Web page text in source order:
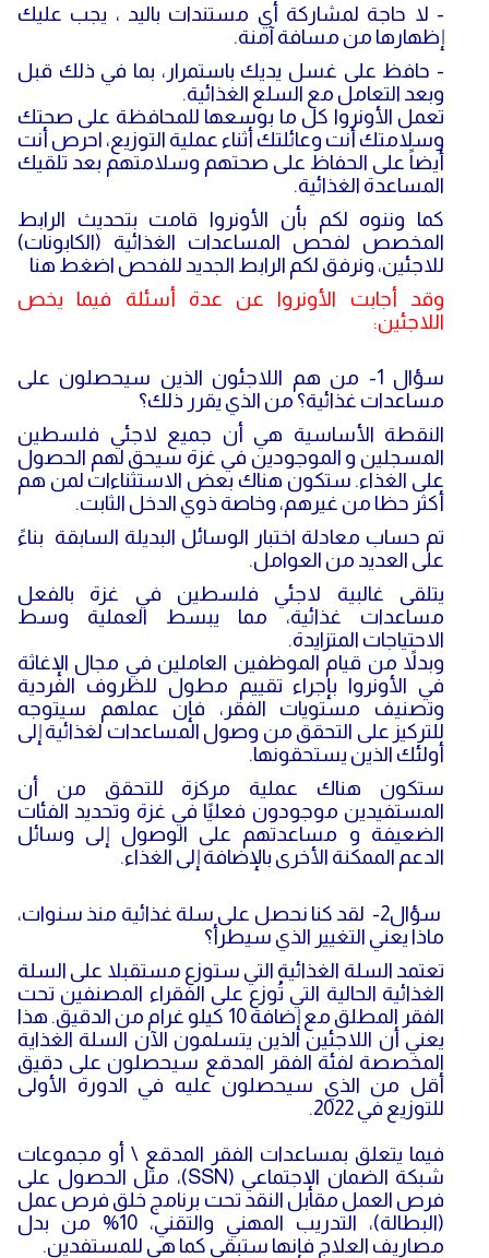
- لا حاجة لمشاركة أي مستندات باليد ، يجب عليك
إظهارها من مسافة آمنة.
- حافظ على غسل يديك باستمرار، بما في ذلك قبل
وبعد التعامل مع السلع الغذائية.
تعمل الأونروا كل ما بوسعها للمحافظة على صحتك
وسلامتك أنت وعائلتك أثناء عملية التوزيع، احرص أنت
أيضاً على الحفاظ على صحتهم وسلامتهم بعد تلقيك
المساعدة الغذائية.
كما وننوه لكم بأن الأونروا قامت بتحديث الرابط
المخصص لفحص المساعدات الغذائية (الكابونات)
للاجئين، ونرفق لكم الرابط الجديد للفحص اضغط هنا
وقد أجابت الأونروا عن عدة أسئلة فيما يخص
اللاجئين:
سؤال 1- من هم اللاجئون الذين سيحصلون على
مساعدات غذائية؟ من الذي يقرر ذلك؟
النقطة الأساسية هي أن جميع لاجئي فلسطين
المسجلين و الموجودين في غزة سيحق لهم الحصول
على الغذاء. ستكون هناك بعض الاستثناءات لمن هم
أكثر حظا من غيرهم، وخاصة ذوي الدخل الثابت.
تم حساب معادلة اختبار الوسائل البديلة السابقة بناءً
على العديد من العوامل.
يتلقى غالبية لاجئي فلسطين في غزة بالفعل
مساعدات غذائية، مما يبسط العملية وسط
الاحتياجات المتزايدة.
وبدلاً من قيام الموظفين العاملين في مجال الإغاثة
في الأونروا بإجراء تقييم مطول للظروف الفردية
وتصنيف مستويات الفقر، فإن عملهم سيتوجه
للتركيز على التحقق من وصول المساعدات لغذائية إلى
أولئك الذين يستحقونها.
ستكون هناك عملية مركزة للتحقق من أن
المستفيدين موجودون فعليًا في غزة وتحديد الفئات
الضعيفة و مساعدتهم على الوصول إلى وسائل
الدعم الممكنة الأخرى بالإضافة إلى الغذاء.
سؤال2- لقد كنا نحصل على سلة غذائية منذ سنوات،
ماذا يعني التغيير الذي سيطرأ؟
تعتمد السلة الغذائية التي ستوزع مستقبلا على السلة
الغذائية الحالية التي تُوزع على الفقراء المصنفين تحت
الفقر المطلق مع إضافة 10 كيلو غرام من الدقيق. هذا
يعني أن اللاجئين الذين يتسلمون الآن السلة الغذاية
المخصصة لفئة الفقر المدقع سيحصلون على دقيق
أقل من الذي سيحصلون عليه في الدورة الأولى
للتوزيع في 2022.
فيما يتعلق بمساعدات الفقر المدقع \ أو مجموعات
شبكة الضمان الإجتماعي (SSN)، مثل الحصول على
فرص العمل مقابل النقد تحت برنامج خلق فرص عمل
(البطالة)، التدريب المهني والتقني، 10% من بدل
مصاريف العلاج فإنها ستبقى كما هي للمستفدين.